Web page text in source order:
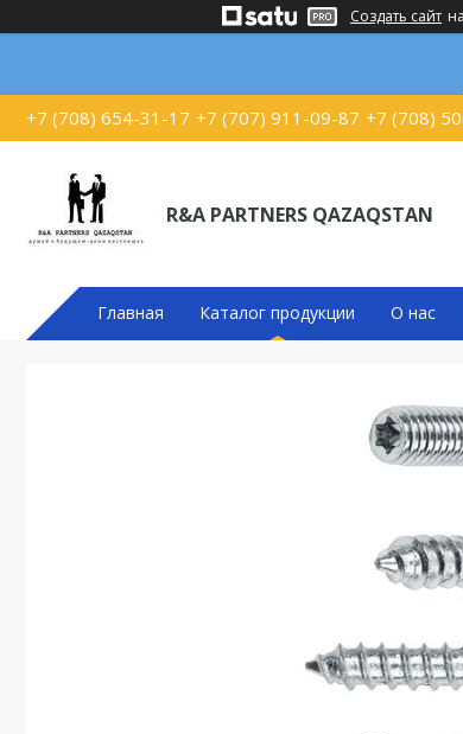
Создать сайт
+7 (708) 654-31-17 +7 (707) 911-09-87 +7 (708)
R&A PARTNERS QAZAQSTAN
Главная Каталог продукции О нас